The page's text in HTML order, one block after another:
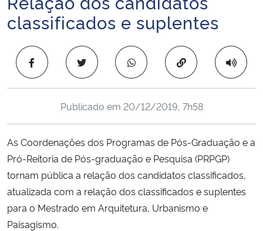
Ministério da Agricultura, Pecuária e Abastecimento
Ministério da Educação
Ministério de Minas e Energia
Ministério da Ciência, Tecnologia, Inovações e Comunicações
Ministério do Meio Ambiente
classificados e suplentes
Copiar para área
Publicado em 20/12/2019, 7h58
As Coordenações dos Programas de Pós-Graduação e a
Pró-Reitoria de Pós-graduação e Pesquisa (PRPGP)
tornam pública a relação dos candidatos classificados,
atualizada com a relação dos classificados e suplentes
para o Mestrado em Arquitetura, Urbanismo e
Paisagismo.